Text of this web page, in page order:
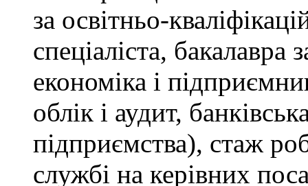
за освітньо-
спеціаліста,
економіка і
облік і аудит,
підприємства), стаж
службі на керівних